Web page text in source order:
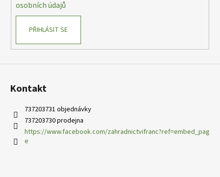
osobních údajů
PŘIHLÁSIT SE
Kontakt
737203731 objednávky
737203730 prodejna
https://www.facebook.com/zahradnictvifranc?ref=embed_pag
e